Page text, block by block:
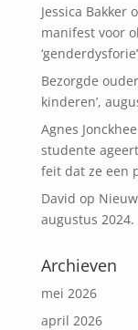
Jessica Bakker
manifest voor
Bezorgde
kinderen’,
Agnes
studente
feit dat ze een
David op
augustus 2024.
Archieven
mei 2026
april 2026